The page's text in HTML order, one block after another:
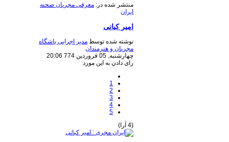
منتشر شده در: معرفی مجریان صحنه
ایران
امیر کیانی
نوشته شده توسط مدیر اجرایی باشگاه
مجریان و هنرمندان
چهارشنبه, 05 فروردين 774 20:06
رای دادن به این مورد
1
2
3
4
5
(4 آرا)